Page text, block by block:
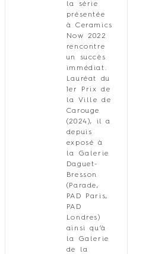
la série
présentée
à Ceramics
Now 2022
rencontre
un succès
immédiat.
Lauréat du
1er Prix de
la Ville de
Carouge
(2024), il a
depuis
exposé à
la Galerie
Daguet-
Bresson
(Parade,
PAD Paris,
PAD
Londres)
ainsi qu’à
la Galerie
de la